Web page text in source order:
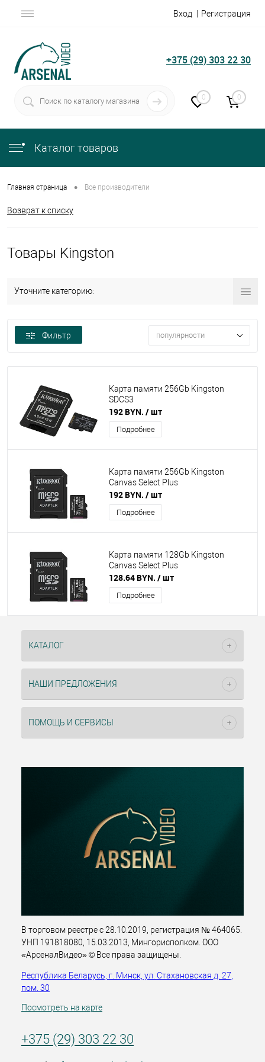
Вход Регистрация
+375 (29) 303 22 30
0 0
Каталог товаров
Главная страница • Все производители
Возврат к списку
Товары Kingston
Уточните категорию:
Фильтр популярности
Карта памяти 256Gb Kingston
SDCS3
192 BYN. / шт
Подробнее
Карта памяти 256Gb Kingston
Canvas Select Plus
192 BYN. / шт
Подробнее
Карта памяти 128Gb Kingston
Canvas Select Plus
128.64 BYN. / шт
Подробнее
КАТАЛОГ
НАШИ ПРЕДЛОЖЕНИЯ
ПОМОЩЬ И СЕРВИСЫ
В торговом реестре с 28.10.2019, регистрация № 464065.
УНП 191818080, 15.03.2013, Мингорисполком. ООО
«АрсеналВидео» © Все права защищены.
Республика Беларусь, г. Минск, ул. Стахановская д. 27,
пом. 30
Посмотреть на карте
+375 (29) 303 22 30